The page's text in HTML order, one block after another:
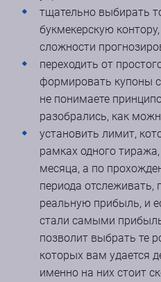
тщательно выбирать
букмекерскую
сложности
переходить от
формировать купоны
не понимаете
разобрались, как
установить лимит,
рамках одного
месяца, а по
периода отслеживать,
реальную прибыль, и
стали самыми
позволит выбрать те
которых вам удается
именно на них стоит